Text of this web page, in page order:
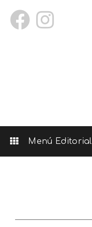
Menú Editorial